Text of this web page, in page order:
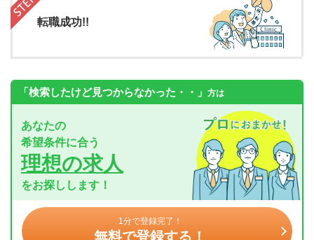
転職成功!!
「検索したけど見つからなかった・・」 方は
あなたの
希望条件に合う
理想の求人
をお探しします！
1分で登録完了！
無料で登録する！